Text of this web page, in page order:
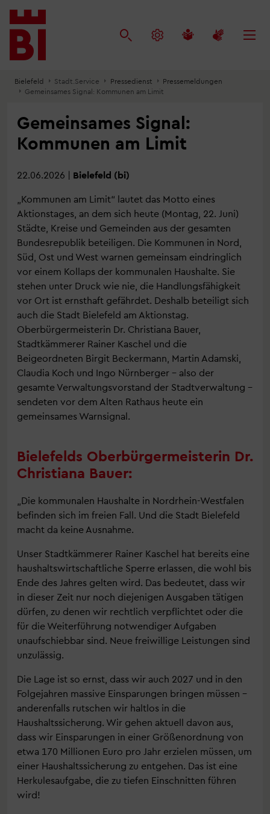
Inhalt
anspringen
Menü
anspringen
Suche
anspringen
Bielefeld Stadt.Service Pressedienst
Pressemeldungen
Gemeinsames Signal: Kommunen am Limit
Gemeinsames Signal:
Kommunen am Limit
22.06.2026 | Bielefeld (bi)
„Kommunen am Limit“ lautet das Motto eines
Aktionstages, an dem sich heute (Montag, 22. Juni)
Städte, Kreise und Gemeinden aus der gesamten
Bundesrepublik beteiligen. Die Kommunen in Nord,
Süd, Ost und West warnen gemeinsam eindringlich
vor einem Kollaps der kommunalen Haushalte. Sie
stehen unter Druck wie nie, die Handlungsfähigkeit
vor Ort ist ernsthaft gefährdet. Deshalb beteiligt sich
auch die Stadt Bielefeld am Aktionstag.
Oberbürgermeisterin Dr. Christiana Bauer,
Stadtkämmerer Rainer Kaschel und die
Beigeordneten Birgit Beckermann, Martin Adamski,
Claudia Koch und Ingo Nürnberger – also der
gesamte Verwaltungsvorstand der Stadtverwaltung –
sendeten vor dem Alten Rathaus heute ein
gemeinsames Warnsignal.
Bielefelds Oberbürgermeisterin Dr.
Christiana Bauer:
„Die kommunalen Haushalte in Nordrhein-Westfalen
befinden sich im freien Fall. Und die Stadt Bielefeld
macht da keine Ausnahme.
Unser Stadtkämmerer Rainer Kaschel hat bereits eine
haushaltswirtschaftliche Sperre erlassen, die wohl bis
Ende des Jahres gelten wird. Das bedeutet, dass wir
in dieser Zeit nur noch diejenigen Ausgaben tätigen
dürfen, zu denen wir rechtlich verpflichtet oder die
für die Weiterführung notwendiger Aufgaben
unaufschiebbar sind. Neue freiwillige Leistungen sind
unzulässig.
Die Lage ist so ernst, dass wir auch 2027 und in den
Folgejahren massive Einsparungen bringen müssen –
anderenfalls rutschen wir haltlos in die
Haushaltssicherung. Wir gehen aktuell davon aus,
dass wir Einsparungen in einer Größenordnung von
etwa 170 Millionen Euro pro Jahr erzielen müssen, um
einer Haushaltssicherung zu entgehen. Das ist eine
Herkulesaufgabe, die zu tiefen Einschnitten führen
wird!